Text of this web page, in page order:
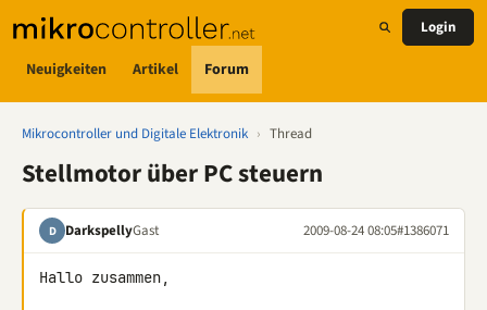
Neuigkeiten Artikel Forum
Login
Mikrocontroller und Digitale Elektronik › Thread
Stellmotor über PC steuern
D DarkspellyGast 2009-08-24 08:05#1386071
Hallo zusammen,